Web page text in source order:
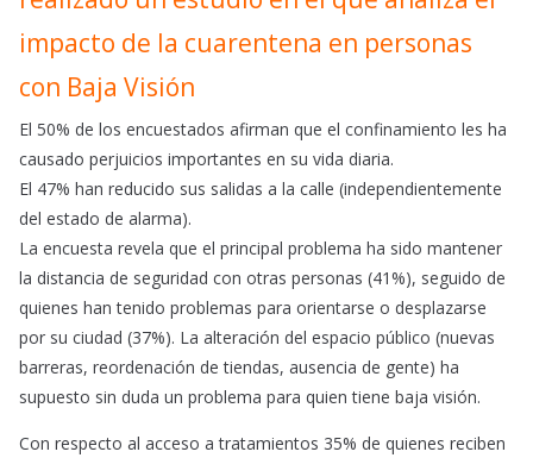
impacto de la cuarentena en personas
con Baja Visión
El 50% de los encuestados afirman que el confinamiento les ha
causado perjuicios importantes en su vida diaria.
El 47% han reducido sus salidas a la calle (independientemente
del estado de alarma).
La encuesta revela que el principal problema ha sido mantener
la distancia de seguridad con otras personas (41%), seguido de
quienes han tenido problemas para orientarse o desplazarse
por su ciudad (37%). La alteración del espacio público (nuevas
barreras, reordenación de tiendas, ausencia de gente) ha
supuesto sin duda un problema para quien tiene baja visión.
Con respecto al acceso a tratamientos 35% de quienes reciben